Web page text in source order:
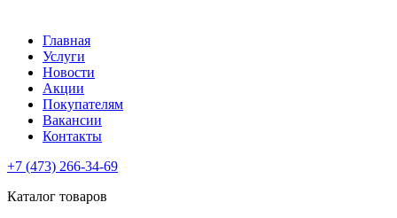
Главная
Услуги
Новости
Акции
Покупателям
Вакансии
Контакты
+7 (473) 266-34-69
Каталог товаров